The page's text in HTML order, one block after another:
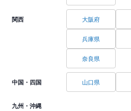
関西 大阪府
兵庫県
奈良県
中国・四国 山口県
九州・沖縄